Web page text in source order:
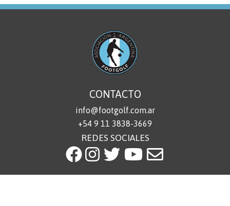
CONTACTO
info@footgolf.com.ar
+54 9 11 3838-3669
REDES SOCIALES